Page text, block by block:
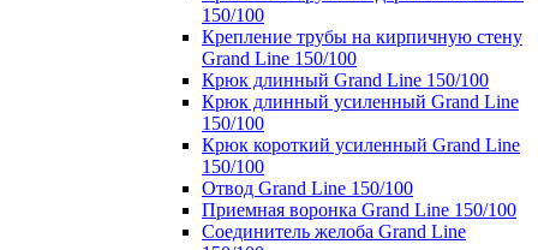
150/100
Крепление трубы на кирпичную стену
Grand Line 150/100
Крюк длинный Grand Line 150/100
Крюк длинный усиленный Grand Line
150/100
Крюк короткий усиленный Grand Line
150/100
Отвод Grand Line 150/100
Приемная воронка Grand Line 150/100
Соединитель желоба Grand Line